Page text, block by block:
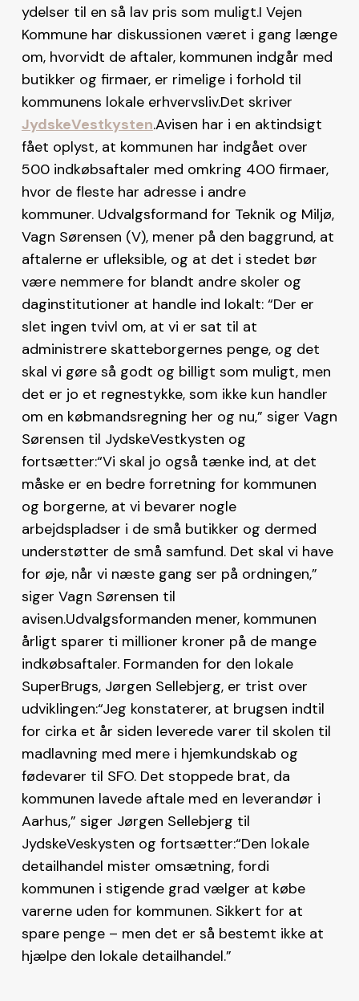
ydelser til en så lav pris som muligt.I Vejen
Kommune har diskussionen været i gang længe
om, hvorvidt de aftaler, kommunen indgår med
butikker og firmaer, er rimelige i forhold til
kommunens lokale erhvervsliv.Det skriver
JydskeVestkysten.Avisen har i en aktindsigt
fået oplyst, at kommunen har indgået over
500 indkøbsaftaler med omkring 400 firmaer,
hvor de fleste har adresse i andre
kommuner. Udvalgsformand for Teknik og Miljø,
Vagn Sørensen (V), mener på den baggrund, at
aftalerne er ufleksible, og at det i stedet bør
være nemmere for blandt andre skoler og
daginstitutioner at handle ind lokalt: “Der er
slet ingen tvivl om, at vi er sat til at
administrere skatteborgernes penge, og det
skal vi gøre så godt og billigt som muligt, men
det er jo et regnestykke, som ikke kun handler
om en købmandsregning her og nu,” siger Vagn
Sørensen til JydskeVestkysten og
fortsætter:“Vi skal jo også tænke ind, at det
måske er en bedre forretning for kommunen
og borgerne, at vi bevarer nogle
arbejdspladser i de små butikker og dermed
understøtter de små samfund. Det skal vi have
for øje, når vi næste gang ser på ordningen,”
siger Vagn Sørensen til
avisen.Udvalgsformanden mener, kommunen
årligt sparer ti millioner kroner på de mange
indkøbsaftaler. Formanden for den lokale
SuperBrugs, Jørgen Sellebjerg, er trist over
udviklingen:“Jeg konstaterer, at brugsen indtil
for cirka et år siden leverede varer til skolen til
madlavning med mere i hjemkundskab og
fødevarer til SFO. Det stoppede brat, da
kommunen lavede aftale med en leverandør i
Aarhus,” siger Jørgen Sellebjerg til
JydskeVeskysten og fortsætter:“Den lokale
detailhandel mister omsætning, fordi
kommunen i stigende grad vælger at købe
varerne uden for kommunen. Sikkert for at
spare penge – men det er så bestemt ikke at
hjælpe den lokale detailhandel.”